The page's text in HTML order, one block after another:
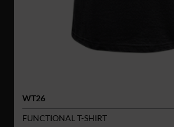
WT26
FUNCTIONAL T-SHIRT